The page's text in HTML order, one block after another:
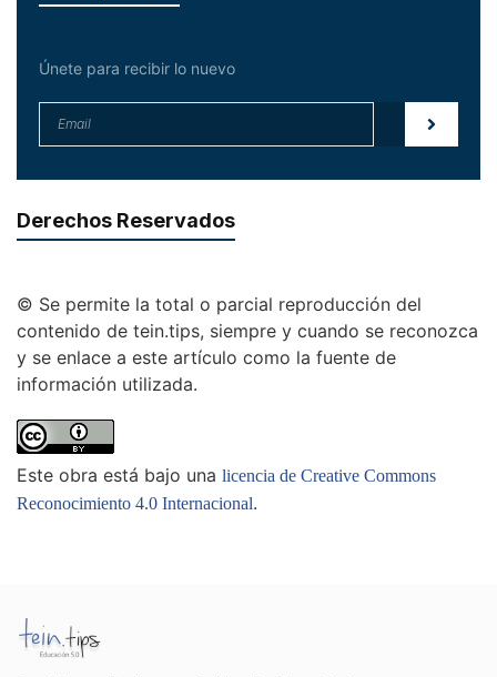
Únete para recibir lo nuevo
Derechos Reservados
© Se permite la total o parcial reproducción del
contenido de tein.tips, siempre y cuando se reconozca
y se enlace a este artículo como la fuente de
información utilizada.
Este obra está bajo una licencia de Creative Commons
Reconocimiento 4.0 Internacional.